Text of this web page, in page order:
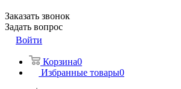
Заказать звонок
Задать вопрос
Войти
Корзина0
Избранные товары0